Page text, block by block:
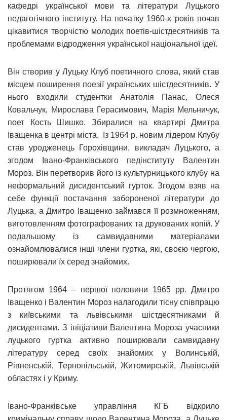
кафедрі української мови та літератури Луцького
педагогічного інституту. На початку 1960-х років почав
цікавитися творчістю молодих поетів-шістдесятників та
проблемами відродження української національної ідеї.
Він створив у Луцьку Клуб поетичного слова, який став
місцем поширення поезії українських шістдесятників. У
нього входили студентки Анатолія Панас, Олеся
Ковальчук, Мирослава Герасимович, Марія Мельничук,
поет Кость Шишко. Збиралися на квартирі Дмитра
Іващенка в центрі міста. Із 1964 р. новим лідером Клубу
став уродженець Горохівщини, викладач Луцького, а
згодом Івано-Франківського педінституту Валентин
Мороз. Він перетворив його із культурницького клубу на
неформальний дисидентський гурток. Згодом взяв на
себе функції постачання забороненої літератури до
Луцька, а Дмитро Іващенко займався її розмноженням,
виготовленням фотографованих та друкованих копій. У
подальшому із самвидавними матеріалами
ознайомлювалися інші члени гуртка, які, своєю чергою,
поширювали їх серед знайомих.
Протягом 1964 – першої половини 1965 рр. Дмитро
Іващенко і Валентин Мороз налагодили тісну співпрацю
з київськими та львівськими шістдесятниками й
дисидентами. З ініціативи Валентина Мороза учасники
луцького гуртка активно поширювали самвидавну
літературу серед своїх знайомих у Волинській,
Рівненській, Тернопільській, Житомирській, Львівській
областях і у Криму.
Івано-Франківське управління КГБ відкрило